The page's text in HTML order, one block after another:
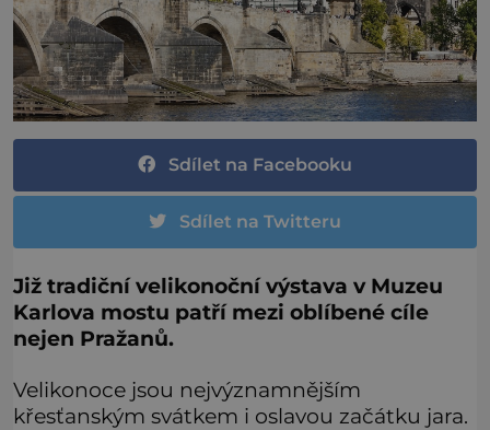
Sdílet na Facebooku
Sdílet na Twitteru
Již tradiční velikonoční výstava v Muzeu
Karlova mostu patří mezi oblíbené cíle
nejen Pražanů.
Velikonoce jsou nejvýznamnějším
křesťanským svátkem i oslavou začátku jara.